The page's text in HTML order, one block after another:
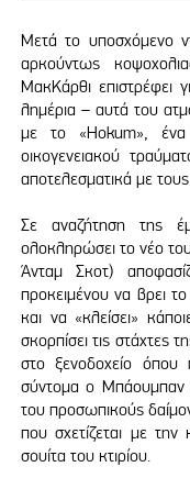
Μετά το υποσχόμενο
αρκούντως
ΜακΚάρθι επιστρέφει
λημέρια – αυτά του
με το «Hokum», ένα
οικογενειακού
αποτελεσματικά με
Σε αναζήτηση της
ολοκληρώσει το νέο
Άνταμ Σκοτ)
προκειμένου να βρει
και να «κλείσει»
σκορπίσει τις στάχτες
στο ξενοδοχείο
σύντομα ο Μπάουμπαν
του προσωπικούς
που σχετίζεται με
σουίτα του κτιρίου.